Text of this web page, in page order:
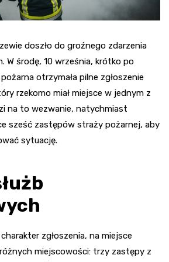
doszło do groźnego zdarzenia
W środę, 10 września, krótko po
otrzymała pilne zgłoszenie
rzekomo miał miejsce w jednym z
na to wezwanie, natychmiast
sześć zastępów straży pożarnej, aby
sytuację.
zgłoszenia, na miejsce
miejscowości: trzy zastępy z